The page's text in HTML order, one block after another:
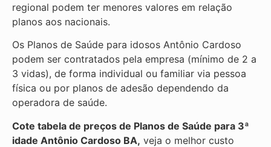
regional podem ter menores valores em relação
planos aos nacionais.
Os Planos de Saúde para idosos Antônio Cardoso
podem ser contratados pela empresa (mínimo de 2 a
3 vidas), de forma individual ou familiar via pessoa
física ou por planos de adesão dependendo da
operadora de saúde.
Cote tabela de preços de Planos de Saúde para 3ª
idade Antônio Cardoso BA, veja o melhor custo